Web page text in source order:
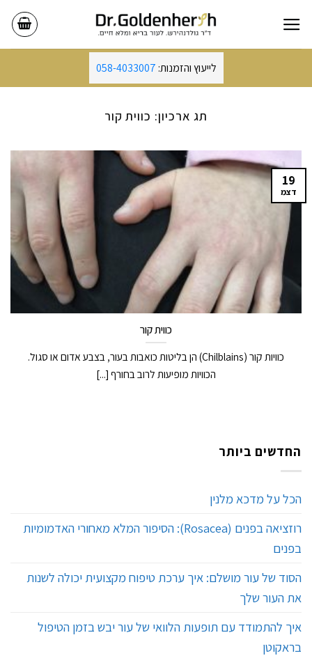
content
לייעוץ והזמנות: 058-4033007
תג ארכיון: כווית קור
כווית קור
כוויות קור (Chilblains) הן בליטות כואבות בעור, בצבע אדום או סגול.
הכוויות מופיעות לרוב בחורף [...]
19
דצמ
החדשים ביותר
הכל על מדכא מלנין
רוזציאה בפנים (Rosacea): הסיפור המלא מאחורי האדמומיות
בפנים
הסוד של עור מושלם: איך ערכת טיפוח מקצועית יכולה לשנות
את העור שלך
איך להתמודד עם תופעות הלוואי של עור יבש בזמן הטיפול
בראקוטן